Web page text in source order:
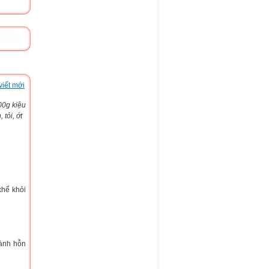
mới
kiệu
tỏi, ớt
khỏi
hỗn